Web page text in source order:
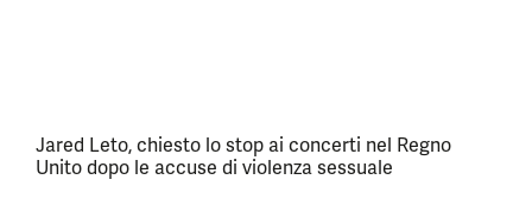
Jared Leto, chiesto lo stop ai concerti nel Regno
Unito dopo le accuse di violenza sessuale